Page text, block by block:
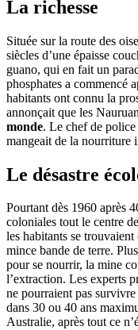
La richesse
Située sur la route des
siècles d’une épaisse
guano, qui en fait un
phosphates a commencé
habitants ont connu la
annonçait que les
monde. Le chef de
mangeait de la nourriture
Le désastre
Pourtant dès 1960 après
coloniales tout le centre
les habitants se
mince bande de terre.
pour se nourrir, la mine
l’extraction. Les experts
ne pourraient pas
dans 30 ou 40 ans
Australie, après tout ce